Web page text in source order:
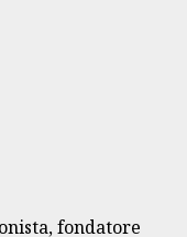
fondatore